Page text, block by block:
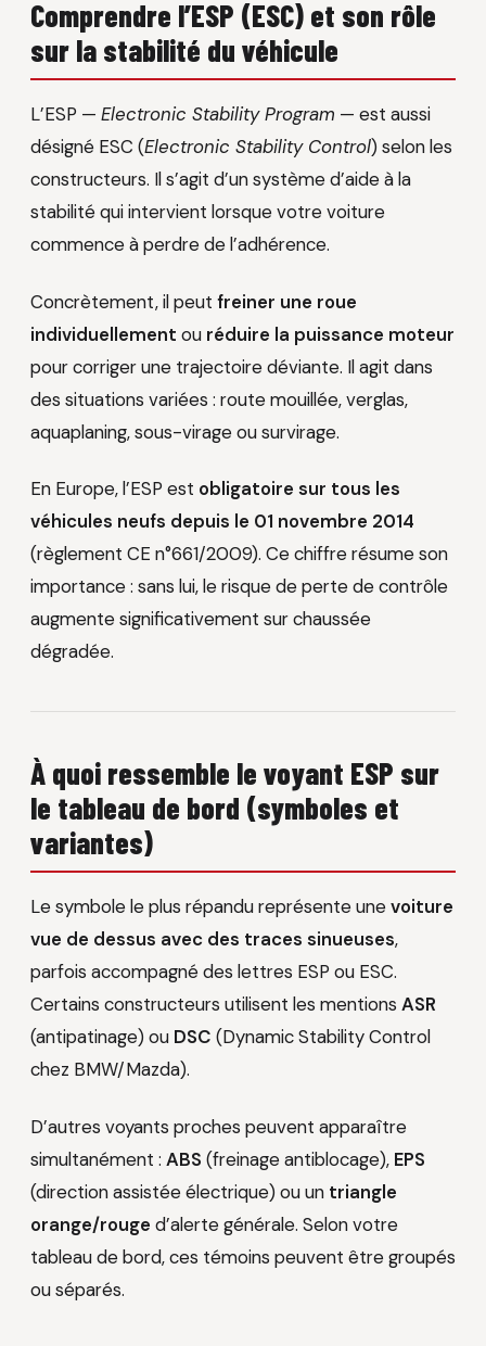
Comprendre l’ESP (ESC) et son rôle
sur la stabilité du véhicule
L’ESP — Electronic Stability Program — est aussi
désigné ESC (Electronic Stability Control) selon les
constructeurs. Il s’agit d’un système d’aide à la
stabilité qui intervient lorsque votre voiture
commence à perdre de l’adhérence.
Concrètement, il peut freiner une roue
individuellement ou réduire la puissance moteur
pour corriger une trajectoire déviante. Il agit dans
des situations variées : route mouillée, verglas,
aquaplaning, sous-virage ou survirage.
En Europe, l’ESP est obligatoire sur tous les
véhicules neufs depuis le 01 novembre 2014
(règlement CE n°661/2009). Ce chiffre résume son
importance : sans lui, le risque de perte de contrôle
augmente significativement sur chaussée
dégradée.
À quoi ressemble le voyant ESP sur
le tableau de bord (symboles et
variantes)
Le symbole le plus répandu représente unevoiture
vue de dessus avec des traces sinueuses,
parfois accompagné des lettres ESP ou ESC.
Certains constructeurs utilisent les mentions ASR
(antipatinage) ou DSC (Dynamic Stability Control
chez BMW/Mazda).
D’autres voyants proches peuvent apparaître
simultanément : ABS (freinage antiblocage), EPS
(direction assistée électrique) ou un triangle
orange/rouge d’alerte générale. Selon votre
tableau de bord, ces témoins peuvent être groupés
ou séparés.